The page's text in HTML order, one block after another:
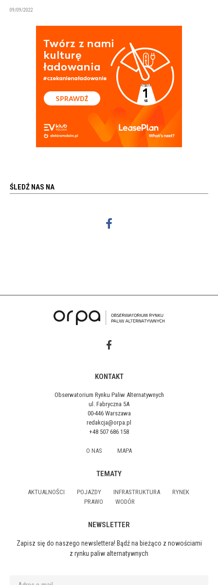
09/09/2022
ŚLEDŹ NAS NA
KONTAKT
Obserwatorium Rynku Paliw Alternatywnych
ul. Fabryczna 5A
00-446 Warszawa
redakcja@orpa.pl
+48 507 686 158
O NAS MAPA
TEMATY
AKTUALNOŚCI POJAZDY INFRASTRUKTURA
RYNEK
PRAWO
WODÓR
NEWSLETTER
Zapisz się do naszego newslettera! Bądź na bieżąco z nowościami
z rynku paliw alternatywnych